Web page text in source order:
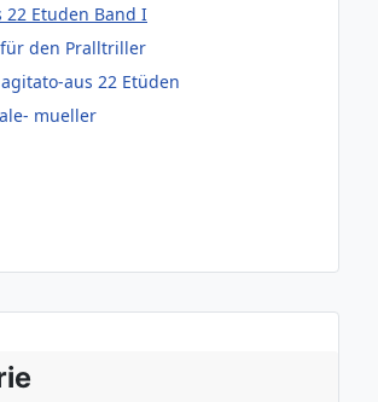
22 Etuden Band I
den Pralltriller
aus 22 Etüden
mueller